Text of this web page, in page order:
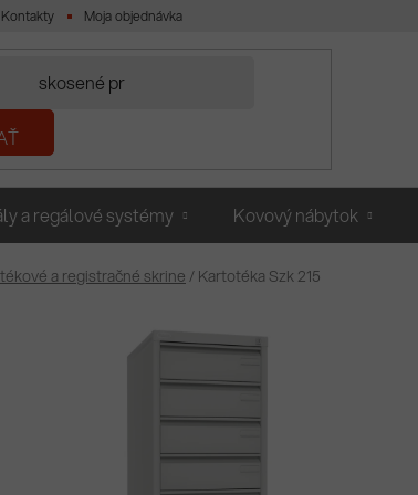
Kontakty Moja objednávka
a regálové systémy Kovový nábytok
a registračné skrine / Kartotéka Szk 215